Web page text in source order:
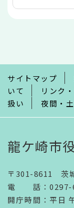
で
サイトマップ
いて
リンク
扱い
夜間・
龍ケ崎市
〒301-8611 茨
電話 ： 0297-
開庁時間 ： 平日